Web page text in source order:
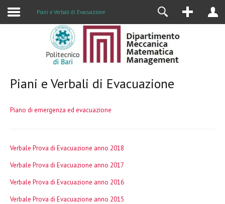
Piani e Verbali di Evacuazione
Piani e Verbali di Evacuazione
Piano di emergenza ed evacuazione
Verbale Prova di Evacuazione anno 2018
Verbale Prova di Evacuazione anno 2017
Verbale Prova di Evacuazione anno 2016
Verbale Prova di Evacuazione anno 2015